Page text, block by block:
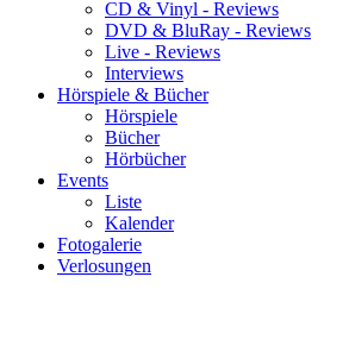
CD & Vinyl - Reviews
DVD & BluRay - Reviews
Live - Reviews
Interviews
Hörspiele & Bücher
Hörspiele
Bücher
Hörbücher
Events
Liste
Kalender
Fotogalerie
Verlosungen